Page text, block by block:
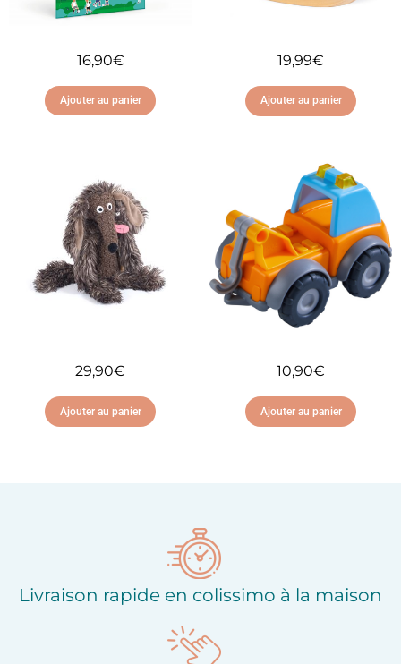
16,90€
Ajouter au panier
Ajouter à ma liste
d'envies
19,99€
Ajouter au panier
Ajouter à ma liste
d'envies
29,90€
Ajouter au panier
10,90€
Ajouter au panier
Livraison rapide en colissimo à la maison